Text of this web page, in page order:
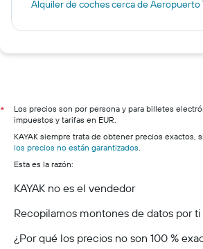
Alquiler de coches cerca de Aeropuerto
*
Los precios son por persona y para billetes
impuestos y tarifas en EUR.
KAYAK siempre trata de obtener precios exactos,
los precios no están garantizados
Esta es la razón:
KAYAK no es el vendedor
Recopilamos montones de datos por ti
¿Por qué los precios no son 100 %